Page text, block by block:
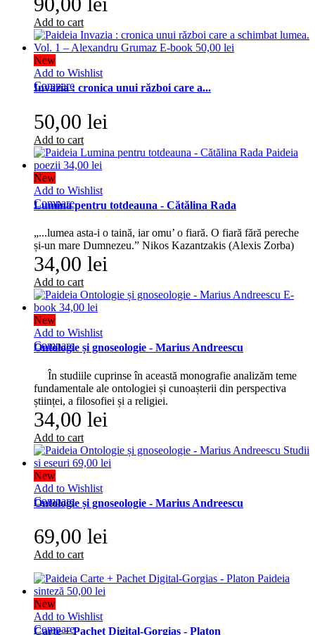
Add to cart
New
Add to Wishlist
Compare
Invazia : cronica unui război care a...
50,00 lei
Add to cart
New
Add to Wishlist
Compare
Lumina pentru totdeauna - Cătălina Rada
„...lumea asta-i o taină, iar omu’ o fiară. O fiară fără pereche
și-un mare Dumnezeu.” Nikos Kazantzakis (Alexis Zorba)
34,00 lei
Add to cart
New
Add to Wishlist
Compare
Ontologie și gnoseologie - Marius Andreescu
În studiile cuprinse în această monografie analizăm teme
fundamentale ale ontologiei și cunoașterii din perspectiva
științei, a filosofiei și a religiei.
34,00 lei
Add to cart
New
Add to Wishlist
Compare
Ontologie și gnoseologie - Marius Andreescu
69,00 lei
Add to cart
New
Add to Wishlist
Compare
Carte + Pachet Digital-Gorgias - Platon